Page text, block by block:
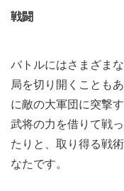
戦闘
バトルにはさまざま
局を切り開くことも
に敵の大軍団に突撃
武将の力を借りて戦
たりと、取り得る戦
なたです。